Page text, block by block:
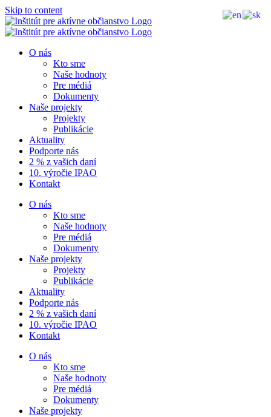
Skip to content
O nás
Kto sme
Naše hodnoty
Pre médiá
Dokumenty
Naše projekty
Projekty
Publikácie
Aktuality
Podporte nás
2 % z vašich daní
10. výročie IPAO
Kontakt
O nás
Kto sme
Naše hodnoty
Pre médiá
Dokumenty
Naše projekty
Projekty
Publikácie
Aktuality
Podporte nás
2 % z vašich daní
10. výročie IPAO
Kontakt
O nás
Kto sme
Naše hodnoty
Pre médiá
Dokumenty
Naše projekty